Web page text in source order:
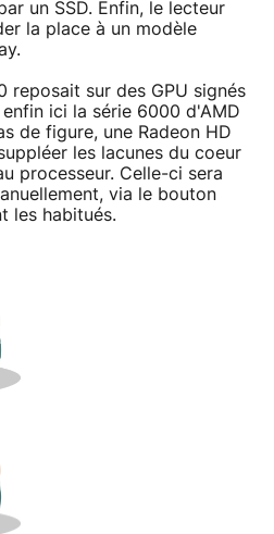
un SSD. Enfin, le lecteur
la place à un modèle
reposait sur des GPU signés
enfin ici la série 6000 d'AMD
de figure, une Radeon HD
les lacunes du coeur
processeur. Celle-ci sera
via le bouton
les habitués.